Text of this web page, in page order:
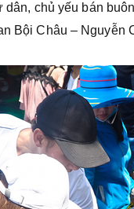
chủ yếu bán
Bội Châu – Nguyễn